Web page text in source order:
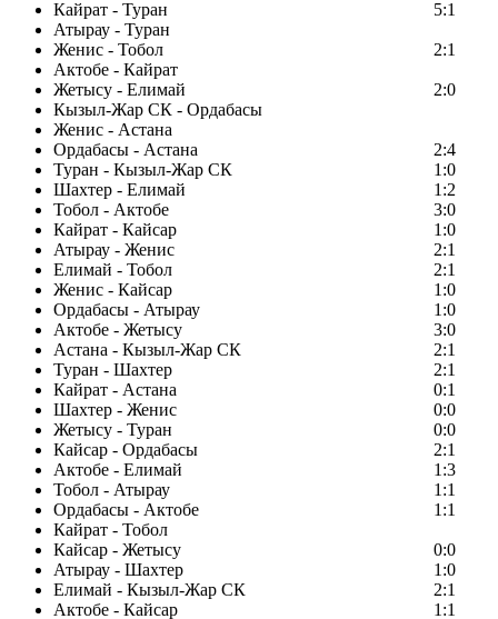
Кайрат - Туран
5:1
Атырау - Туран
Женис - Тобол
2:1
Актобе - Кайрат
Жетысу - Елимай
2:0
Кызыл-Жар СК - Ордабасы
Женис - Астана
Ордабасы - Астана
2:4
Туран - Кызыл-Жар СК
1:0
Шахтер - Елимай
1:2
Тобол - Актобе
3:0
Кайрат - Кайсар
1:0
Атырау - Женис
2:1
Елимай - Тобол
2:1
Женис - Кайсар
1:0
Ордабасы - Атырау
1:0
Актобе - Жетысу
3:0
Астана - Кызыл-Жар СК
2:1
Туран - Шахтер
2:1
Кайрат - Астана
0:1
Шахтер - Женис
0:0
Жетысу - Туран
0:0
Кайсар - Ордабасы
2:1
Актобе - Елимай
1:3
Тобол - Атырау
1:1
Ордабасы - Актобе
1:1
Кайрат - Тобол
Кайсар - Жетысу
0:0
Атырау - Шахтер
1:0
Елимай - Кызыл-Жар СК
2:1
Актобе - Кайсар
1:1